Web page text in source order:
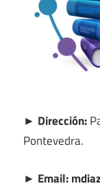
► Dirección:
Pontevedra.
► Email: